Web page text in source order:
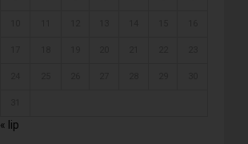
« lip